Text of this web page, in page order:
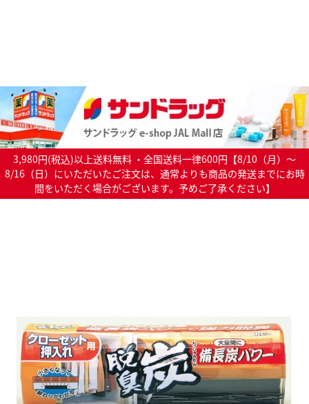
3,980円(税込)以上送料無料 ・全国送料一律600円【8/10（月）～
8/16（日）にいただいたご注文は、通常よりも商品の発送までにお時
間をいただく場合がございます。予めご了承ください】